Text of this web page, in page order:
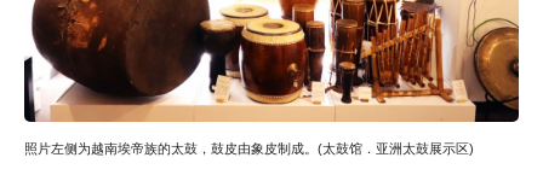
照片左侧为越南埃帝族的太鼓，鼓皮由象皮制成。(太鼓馆．亚洲太鼓展示区)